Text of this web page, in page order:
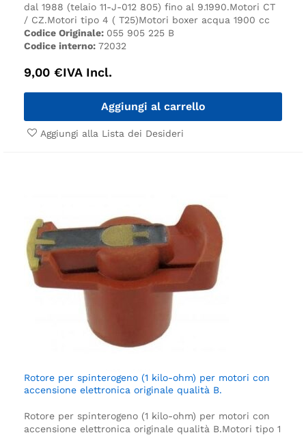
dal 1988 (telaio 11-J-012 805) fino al 9.1990.Motori CT
/ CZ.Motori tipo 4 ( T25)Motori boxer acqua 1900 cc
Codice Originale: 055 905 225 B
Codice interno: 72032
9,00 €IVA Incl.
Aggiungi al carrello
Aggiungi alla Lista dei Desideri
Rotore per spinterogeno (1 kilo-ohm) per motori con
accensione elettronica originale qualità B.
Rotore per spinterogeno (1 kilo-ohm) per motori con
accensione elettronica originale qualità B.Motori tipo 1